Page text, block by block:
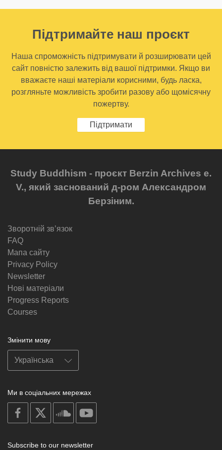
Підтримайте наш проєкт
Наша спроможність підтримувати й розширювати цей
сайт повністю залежить від вашої підтримки. Якщо ви
вважаєте наші матеріали корисними, будь ласка,
розгляньте можливість зробити разову або щомісячну
пожертву.
Підтримати
Study Buddhism - проєкт Berzin Archives e.
V., який заснований д-ром Александром
Берзіним.
Зворотній звʼязок
FAQ
Мапа сайту
Privacy Policy
Newsletter
Нові матеріали
Progress Reports
Courses
Змінити мову
Ми в соціальних мережах
on
facebook
soundcloud
Subscribe to our newsletter